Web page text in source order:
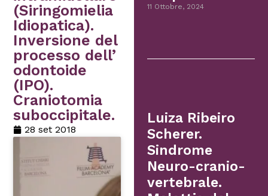
(Siringomielia
Idiopatica).
Inversione del
processo dell’
odontoide
(IPO).
Craniotomia
suboccipitale.
28 set 2018
11 Ottobre, 2024
Luiza Ribeiro
Scherer.
Sindrome
Neuro-cranio-
vertebrale.